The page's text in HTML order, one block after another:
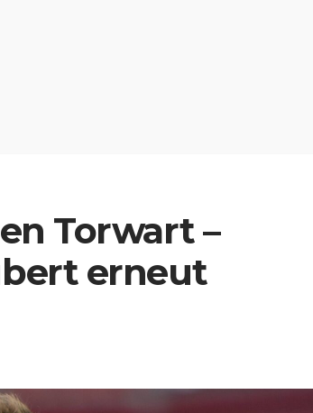
Torwart –
erneut